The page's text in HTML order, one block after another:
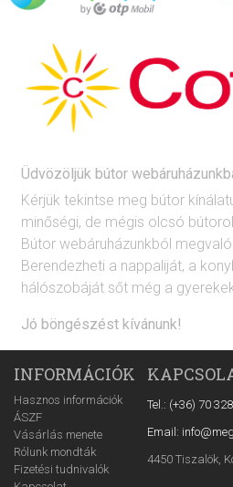
Üdvözöljük bútor
Kérjük tekintse meg bútor
minőségi, de mégis olcsó
Bútor webáruházunkból
Berendezheti a nappaliját, a
hálószobáját sőt még a
Jó böngészést kívánunk!
INFORMÁCIÓK
Hasznos információk
ÁSZF
Vásárlás menete
Rólunk mondták
Fizetési tudnivalók
Tel.: (+36) 70
Email:
4450 Tiszalök,